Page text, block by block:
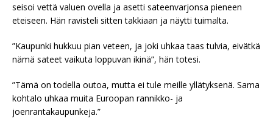
seisoi vettä valuen ovella ja asetti sateenvarjonsa pieneen
eteiseen. Hän ravisteli sitten takkiaan ja näytti tuimalta.
”Kaupunki hukkuu pian veteen, ja joki uhkaa taas tulvia, eivätkä
nämä sateet vaikuta loppuvan ikinä”, hän totesi.
”Tämä on todella outoa, mutta ei tule meille yllätyksenä. Sama
kohtalo uhkaa muita Euroopan rannikko- ja
joenrantakaupunkeja.”